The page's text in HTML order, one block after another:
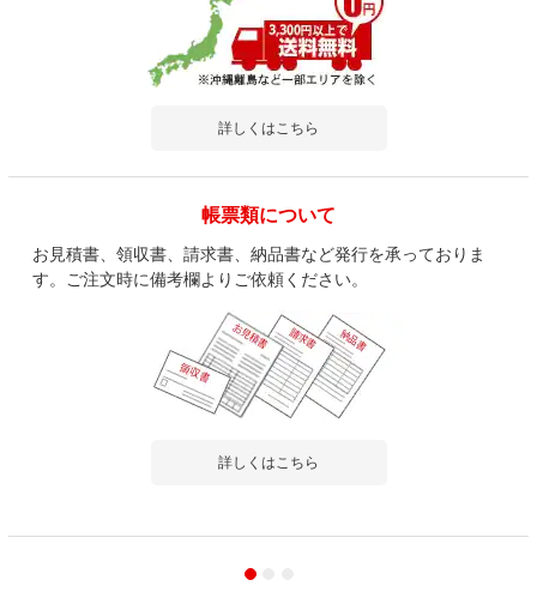
詳しくはこちら
帳票類について
お見積書、領収書、請求書、納品書など発行を承っておりま
す。ご注文時に備考欄よりご依頼ください。
詳しくはこちら